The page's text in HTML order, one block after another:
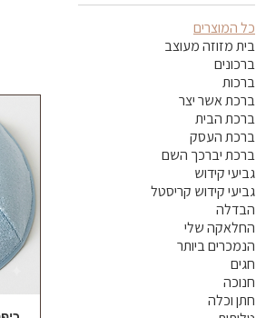
כל המוצרים
בית מזוזה מעוצב
ברכונים
ברכות
ברכת אשר יצר
ברכת הבית
ברכת העסק
ברכת יברכך השם
גביעי קידוש
גביעי קידוש קריסטל
הבדלה
החלאקה שלי
הנמכרים ביותר
חגים
חנוכה
חתן וכלה